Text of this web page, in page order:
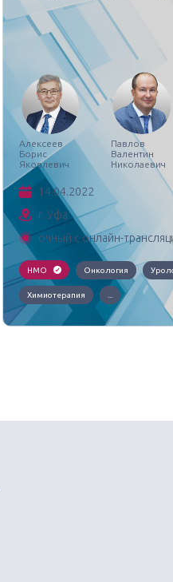
Алексеев
Борис
Яковлевич
Павлов
Валентин
Николаевич
14.04.2022
г. Уфа
очный с онлайн-
НМО Онкология
Химиотерапия